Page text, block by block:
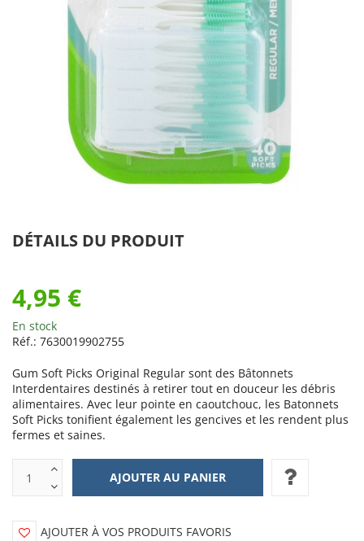
DÉTAILS DU PRODUIT
4,95 €
En stock
Réf.: 7630019902755
Gum Soft Picks Original Regular sont des Bâtonnets
Interdentaires destinés à retirer tout en douceur les débris
alimentaires. Avec leur pointe en caoutchouc, les Batonnets
Soft Picks tonifient également les gencives et les rendent plus
fermes et saines.
AJOUTER À VOS PRODUITS FAVORIS